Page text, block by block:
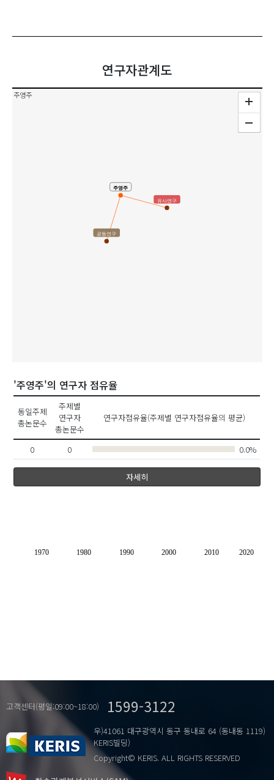
연구자관계도
주영주
주영주
공동연구
유사연구
'주영주'의 연구자 점유율
동일주제
총논문수
주제별
연구자
총논문수
연구자점유율(주제별 연구자점유율의 평균)
0 0 0.0%
자세히
1970 1980 1990 2000 2010 2020
고객센터(평일:09:00~18:00) 1599-3122
우)41061 대구광역시 동구 동내로 64 (동내동 1119)
KERIS빌딩)
Copyright© KERIS. ALL RIGHTS RESERVED